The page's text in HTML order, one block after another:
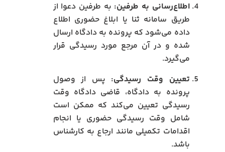
اطلاع‌رسانی به طرفین: به طرفین دعوا از
طریق سامانه ثنا یا ابلاغ حضوری اطلاع
داده می‌شود که پرونده به دادگاه ارسال
شده و در آن مرجع مورد رسیدگی قرار
می‌گیرد.
تعیین وقت رسیدگی: پس از وصول
پرونده به دادگاه، قاضی دادگاه وقت
رسیدگی تعیین می‌کند که ممکن است
شامل وقت رسیدگی حضوری یا انجام
اقدامات تکمیلی مانند ارجاع به کارشناس
باشد.